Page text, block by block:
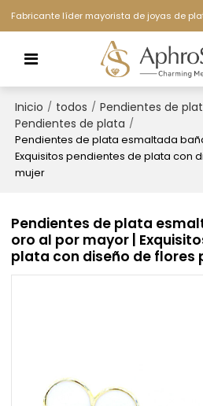
Fabricante líder mayorista de joyas de
Inicio / todos / Pendientes de
Pendientes de plata /
Pendientes de plata esmaltada
Exquisitos pendientes de plata con
mujer
Pendientes de plata
oro al por mayor |
plata con diseño de flores